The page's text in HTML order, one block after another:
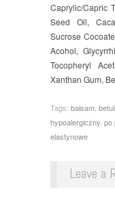
Caprylic/Capric
Seed Oil,
Sucrose
Acohol,
Tocopheryl
Xanthan Gum,
Tags: balsam
hypoalergiczny po
elastynowe
Leave a